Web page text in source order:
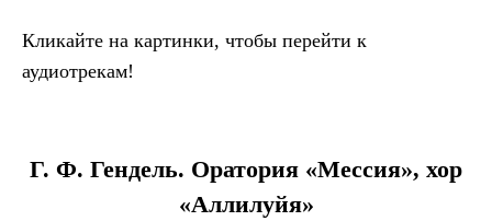
Кликайте на картинки, чтобы перейти к
аудиотрекам!
Г. Ф. Гендель. Оратория «Мессия», хор
«Аллилуйя»